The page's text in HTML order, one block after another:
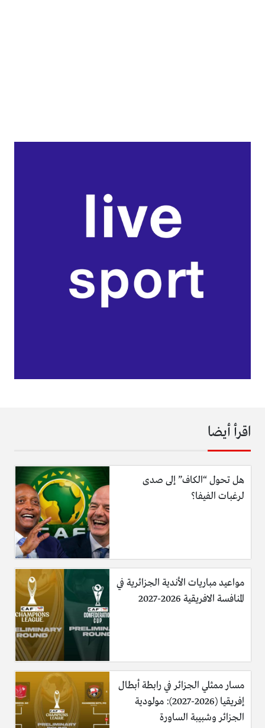
اقرأ أيضا
هل تحول “الكاف” إلى صدى
لرغبات الفيفا؟
مواعيد مباريات الأندية الجزائرية في
المنافسة الافريقية 2026-2027
مسار ممثلي الجزائر في رابطة أبطال
إفريقيا (2026-2027): مولودية
الجزائر وشبيبة الساورة